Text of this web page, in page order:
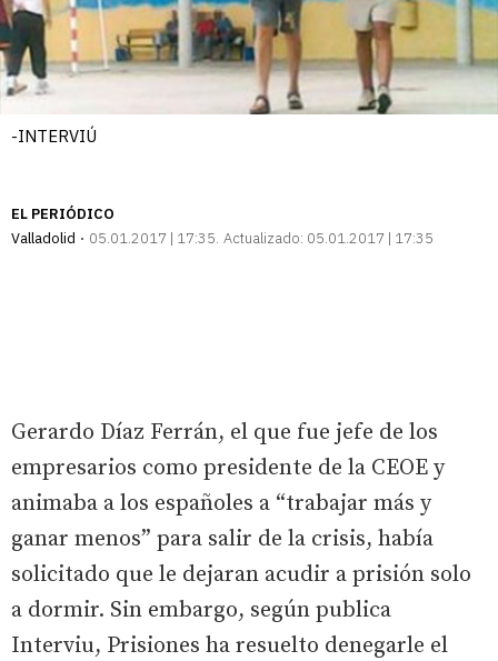
-INTERVIÚ
EL PERIÓDICO
Valladolid
05.01.2017 | 17:35 Actualizado: 05.01.2017 | 17:35
Gerardo Díaz Ferrán, el que fue jefe de los
empresarios como presidente de la CEOE y
animaba a los españoles a “trabajar más y
ganar menos” para salir de la crisis, había
solicitado que le dejaran acudir a prisión solo
a dormir. Sin embargo, según publica
Interviu, Prisiones ha resuelto denegarle el